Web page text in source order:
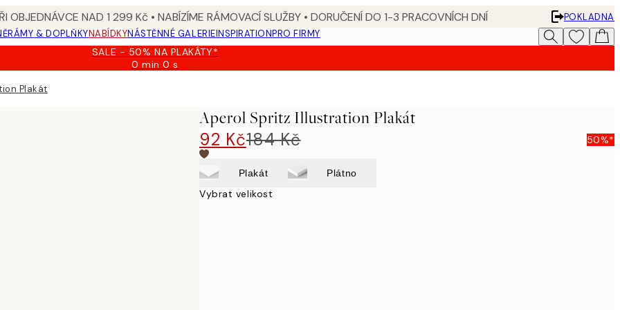
OBJEDNÁVCE NAD 1 299 Kč • NABÍZÍME RÁMOVACÍ SLUŽBY • DORUČENÍ DO 1-3 PRACOVNÍCH DNÍ
POKLADNA
RÁMY & DOPLŇKYNABÍDKYNÁSTĚNNÉ GALERIEINSPIRATIONPRO FIRMY
SALE - 50% NA PLAKÁTY*
0 min0 s
Platné
Plakát
Aperol Spritz Illustration Plakát
92 Kč184 Kč 50%*
Plakát Plátno
Vybrat velikost